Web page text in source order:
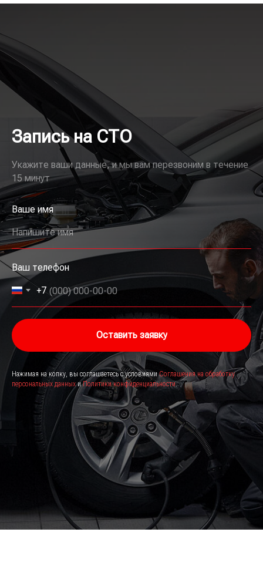
Запись на СТО
Укажите ваши данные, и мы вам перезвоним в течение
15 минут
Ваше имя
Напишите имя
Ваш телефон
+7
Оставить заявку
Нажимая на копку, вы соглашаетесь с условиямиСоглашения на обработку
персональных данныхиПолитики конфиденциальности.